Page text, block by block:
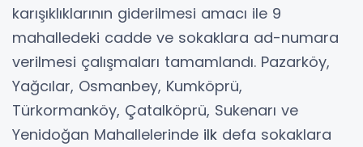
karışıklıklarının giderilmesi amacı ile 9
mahalledeki cadde ve sokaklara ad-numara
verilmesi çalışmaları tamamlandı. Pazarköy,
Yağcılar, Osmanbey, Kumköprü,
Türkormanköy, Çatalköprü, Sukenarı ve
Yenidoğan Mahallelerinde ilk defa sokaklara